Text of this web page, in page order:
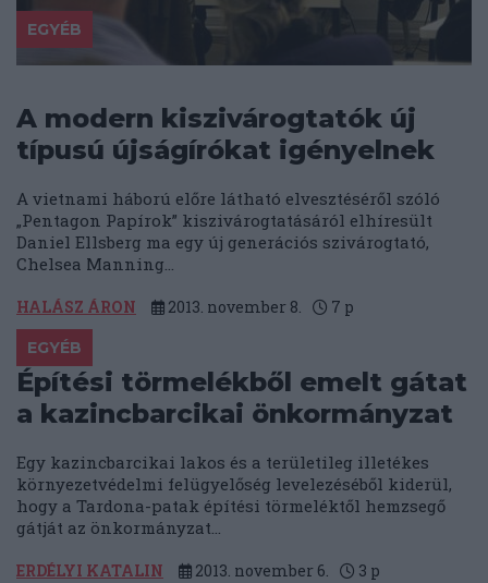
EGYÉB
A modern kiszivárogtatók új
típusú újságírókat igényelnek
A vietnami háború előre látható elvesztéséről szóló
„Pentagon Papírok” kiszivárogtatásáról elhíresült
Daniel Ellsberg ma egy új generációs szivárogtató,
Chelsea Manning...
HALÁSZ ÁRON 2013. november 8. 7 p
EGYÉB
Építési törmelékből emelt gátat
a kazincbarcikai önkormányzat
Egy kazincbarcikai lakos és a területileg illetékes
környezetvédelmi felügyelőség levelezéséből kiderül,
hogy a Tardona-patak építési törmeléktől hemzsegő
gátját az önkormányzat...
ERDÉLYI KATALIN 2013. november 6. 3 p